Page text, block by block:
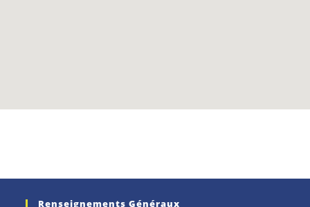
Renseignements Généraux